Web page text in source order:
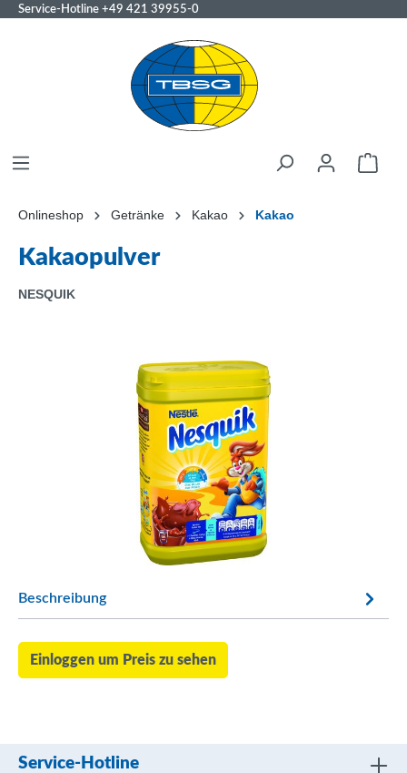
Service-Hotline +49 421 39955-0
Onlineshop Getränke Kakao Kakao
Kakaopulver
NESQUIK
Beschreibung
Einloggen um Preis zu sehen
Service-Hotline